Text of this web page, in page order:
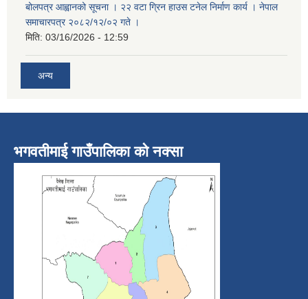
बोलपत्र आह्वानको सूचना । २२ वटा ग्रिन हाउस टनेल निर्माण कार्य । नेपाल
समाचारपत्र २०८२/१२/०२ गते ।
मिति: 03/16/2026 - 12:59
अन्य
भगवतीमाई गाउँपालिका को नक्सा